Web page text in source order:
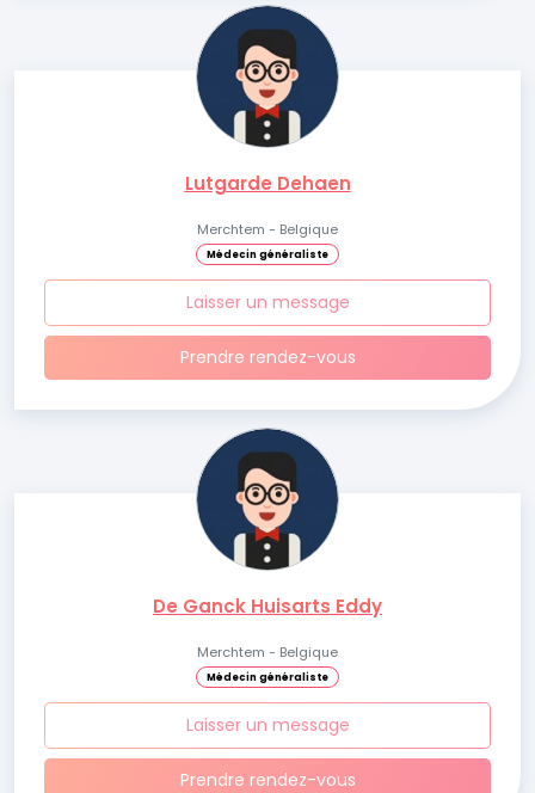
Lutgarde Dehaen
Merchtem - Belgique
Médecin généraliste
Laisser un message
Prendre rendez-vous
De Ganck Huisarts Eddy
Merchtem - Belgique
Médecin généraliste
Laisser un message
Prendre rendez-vous